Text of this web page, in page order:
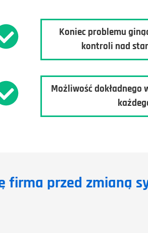
Koniec problemu
kontroli nad
Możliwość dokładnego
firma przed zmianą